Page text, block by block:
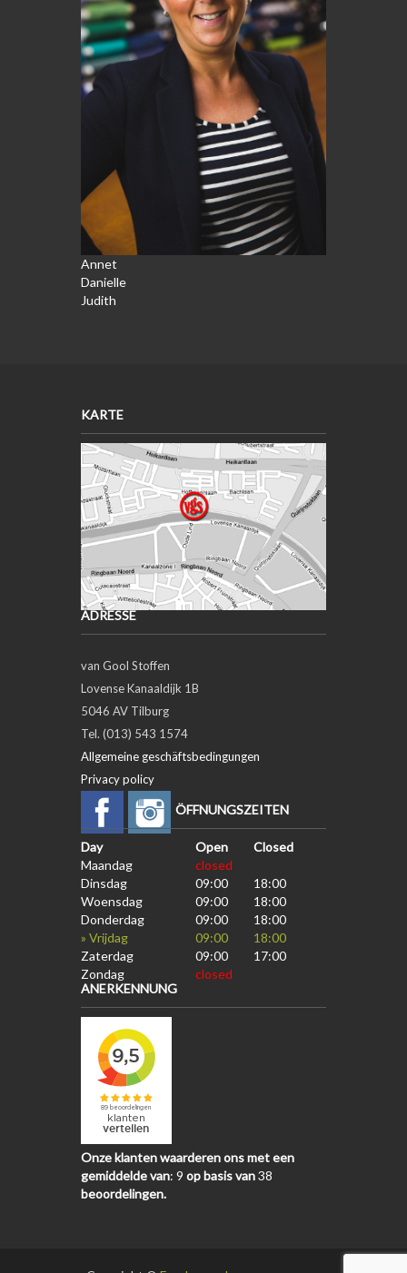
Annet
Danielle
Judith
KARTE
ADRESSE
van Gool Stoffen
Lovense Kanaaldijk 1B
5046 AV Tilburg
Tel. (013) 543 1574
Allgemeine geschäftsbedingungen
Privacy policy
ÖFFNUNGSZEITEN
Day Open
Closed
Maandag
closed
Dinsdag
09:00
18:00
Woensdag
09:00
18:00
Donderdag
09:00
18:00
» Vrijdag
09:00
18:00
Zaterdag
09:00
17:00
Zondag
closed
ANERKENNUNG
Onze klanten waarderen ons met een
gemiddelde van: 9 op basis van38
beoordelingen.